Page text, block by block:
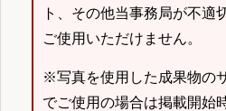
ト、その他当事務局が不適
ご使用いただけません。
※写真を使用した成果物の
でご使用の場合は掲載開始